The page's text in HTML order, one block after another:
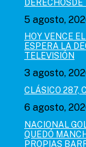
DERECHOSDE
5 agosto,
HOY VENCE
ESPERA LA
TELEVISIÓN
3 agosto,
CLÁSICO 287,
6 agosto,
NACIONAL
QUEDÓ
PROPIAS